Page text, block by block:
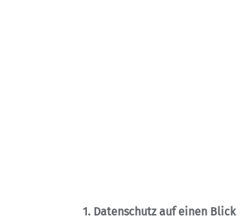
1. Datenschutz auf einen Blick